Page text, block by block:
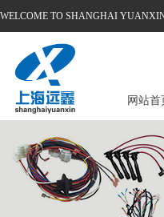
WELCOME TO SHANGHAI
网站首